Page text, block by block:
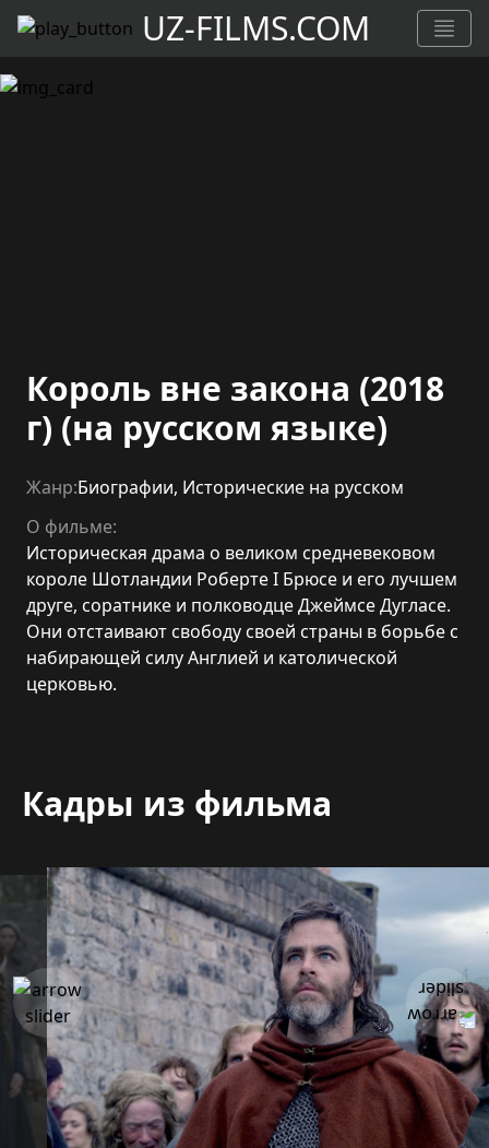
UZ-FILMS.COM
Король вне закона (2018
г) (на русском языке)
Жанр:Биографии, Исторические на русском
О фильме:
Историческая драма о великом средневековом
короле Шотландии Роберте I Брюсе и его лучшем
друге, соратнике и полководце Джеймсе Дугласе.
Они отстаивают свободу своей страны в борьбе с
набирающей силу Англией и католической
церковью.
Кадры из фильма